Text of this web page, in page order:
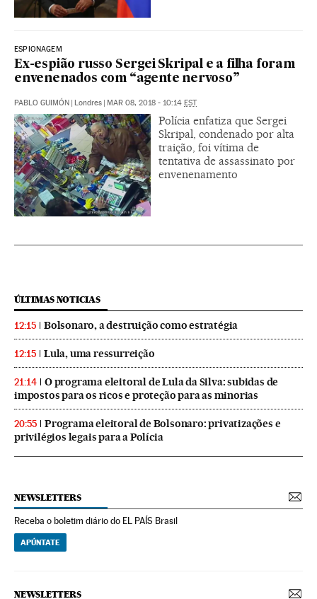
ESPIONAGEM
Ex-espião russo Sergei Skripal e a filha foram
envenenados com “agente nervoso”
PABLO GUIMÓN | Londres | MAR 08, 2018 - 10:14 EST
Polícia enfatiza que Sergei
Skripal, condenado por alta
traição, foi vítima de
tentativa de assassinato por
envenenamento
ÚLTIMAS NOTICIAS
12:15 Bolsonaro, a destruição como estratégia
12:15 Lula, uma ressurreição
21:14
O programa eleitoral de Lula da Silva: subidas de
impostos para os ricos e proteção para as minorias
20:55
Programa eleitoral de Bolsonaro: privatizações e
privilégios legais para a Polícia
NEWSLETTERS
Receba o boletim diário do EL PAÍS Brasil
APÚNTATE
NEWSLETTERS